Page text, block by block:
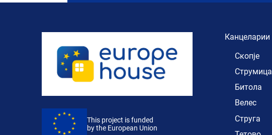
This project is funded
by the European Union
Канцеларии
Скопје
Струмица
Битола
Велес
Струга